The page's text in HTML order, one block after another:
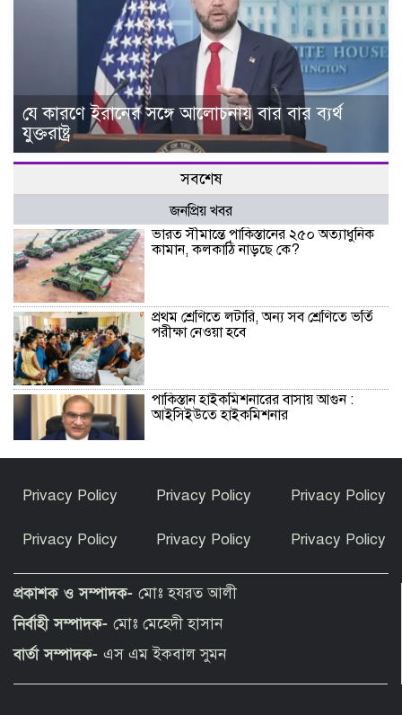
যে কারণে ইরানের সঙ্গে আলোচনায় বার বার ব্যর্থ
যুক্তরাষ্ট্র
সবশেষ
জনপ্রিয় খবর
ভারত সীমান্তে পাকিস্তানের ২৫০ অত্যাধুনিক
কামান, কলকাঠি নাড়ছে কে?
প্রথম শ্রেণিতে লটারি, অন্য সব শ্রেণিতে ভর্তি
পরীক্ষা নেওয়া হবে
পাকিস্তান হাইকমিশনারের বাসায় আগুন :
আইসিইউতে হাইকমিশনার
রাঙালেন গোলাপি রঙে
কেন ইসলাম ধর্ম গ্রহণ করলেন ভারতীয় এই
অভিনেত্রী?
Privacy Policy Privacy Policy Privacy Policy
Privacy Policy Privacy Policy Privacy Policy
প্রকাশক ও সম্পাদক- মোঃ হযরত আলী
নির্বাহী সম্পাদক- মোঃ মেহেদী হাসান
বার্তা সম্পাদক- এস এম ইকবাল সুমন